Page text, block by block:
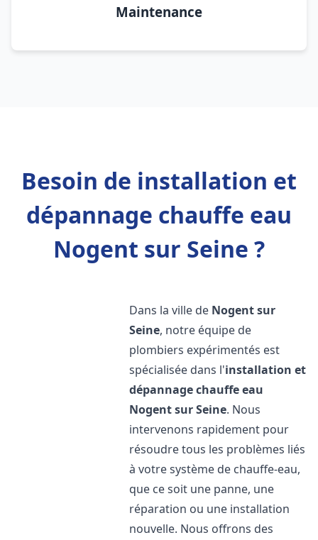
Maintenance
Besoin de installation et
dépannage chauffe eau
Nogent sur Seine ?
Dans la ville de Nogent sur
Seine, notre équipe de
plombiers expérimentés est
spécialisée dans l'installation et
dépannage chauffe eau
Nogent sur Seine. Nous
intervenons rapidement pour
résoudre tous les problèmes liés
à votre système de chauffe-eau,
que ce soit une panne, une
réparation ou une installation
nouvelle. Nous offrons des